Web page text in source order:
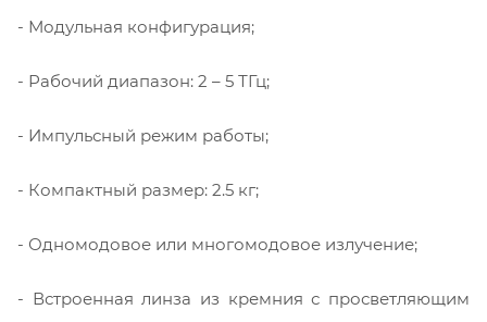
- Модульная конфигурация;
- Рабочий диапазон: 2 – 5 ТГц;
- Импульсный режим работы;
- Компактный размер: 2.5 кг;
- Одномодовое или многомодовое излучение;
- Встроенная линза из кремния с просветляющим